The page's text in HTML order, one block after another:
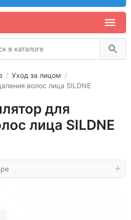
Уход за лицом
волос лица SILDNE
для
лица SILDNE